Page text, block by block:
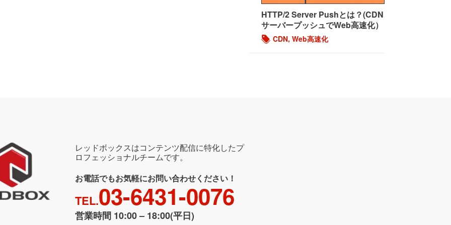
HTTP/2 Server Pushとは？(CDN
サーバープッシュでWeb高速化）
CDN, Web高速化
レッドボックスはコンテンツ配信に特化したプ
ロフェッショナルチームです。
お電話でもお気軽にお問い合わせください！
TEL.03-6431-0076
営業時間 10:00 – 18:00(平日)